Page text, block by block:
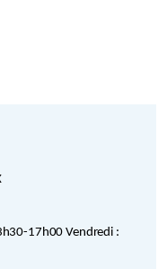
17h00 Vendredi :